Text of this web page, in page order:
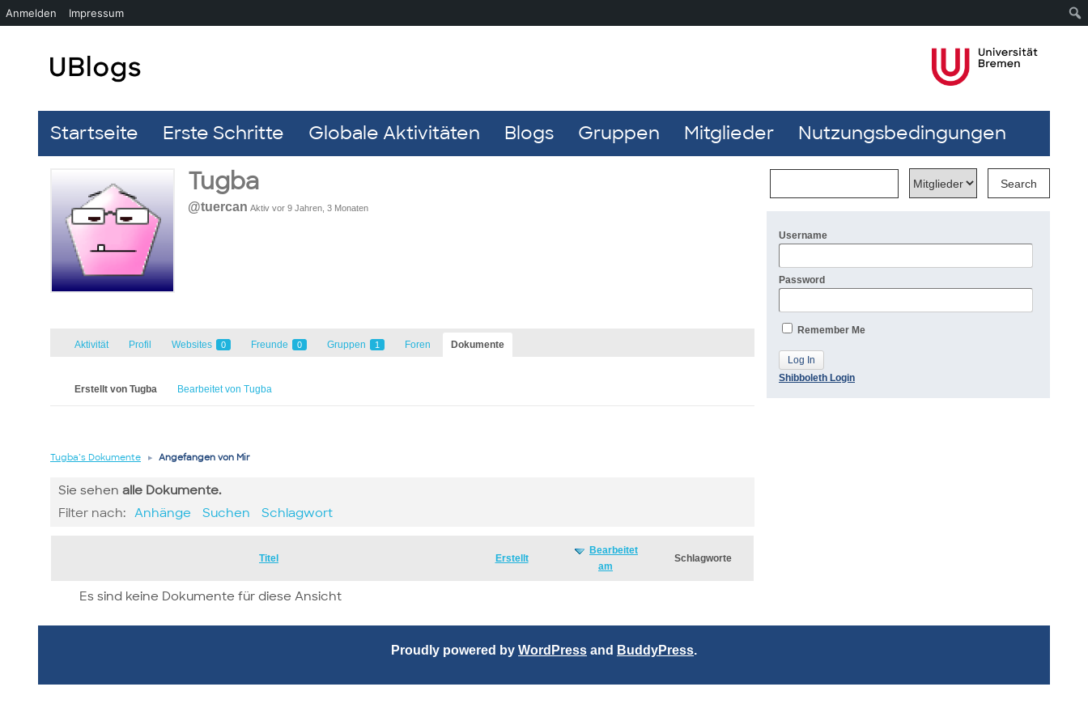
Startseite Erste Schritte Globale Aktivitäten Blogs Gruppen Mitglieder Nutzungsbedingungen
Tugba
@tuercan Aktiv vor 9 Jahren, 3 Monaten
Aktivität Profil Websites 0 Freunde 0 Gruppen 1 Foren Dokumente
Erstellt von Tugba Bearbeitet von Tugba
Tugba’s Dokumente ▸ Angefangen von Mir
Sie sehen alle Dokumente.
Filter nach: Anhänge Suchen Schlagwort
Titel Erstellt
Bearbeitet
am
Schlagworte
Es sind keine Dokumente für diese Ansicht
Username
Password
Remember Me
Shibboleth Login
Proudly powered by WordPress and BuddyPress.
Anmelden Impressum